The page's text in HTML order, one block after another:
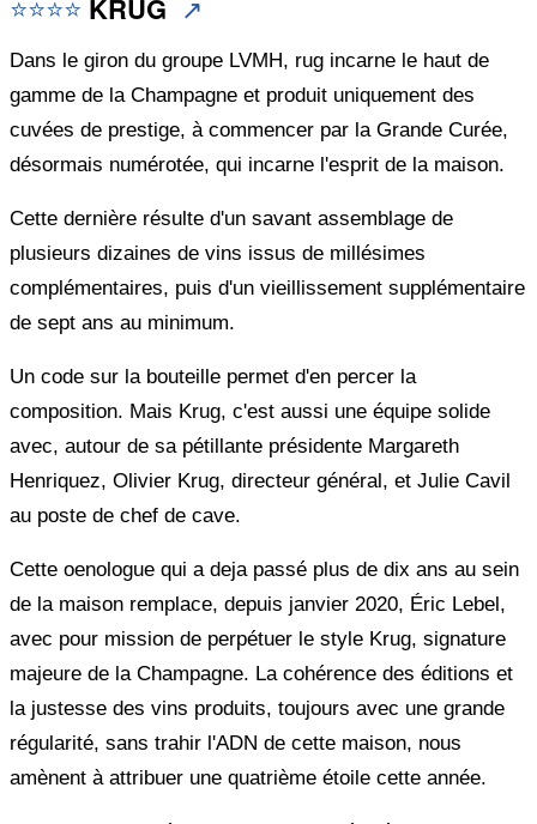
⭐⭐⭐⭐ KRUG ↗️
Dans le giron du groupe LVMH, rug incarne le haut de
gamme de la Champagne et produit uniquement des
cuvées de prestige, à commencer par la Grande Curée,
désormais numérotée, qui incarne l'esprit de la maison.
Cette dernière résulte d'un savant assemblage de
plusieurs dizaines de vins issus de millésimes
complémentaires, puis d'un vieillissement supplémentaire
de sept ans au minimum.
Un code sur la bouteille permet d'en percer la
composition. Mais Krug, c'est aussi une équipe solide
avec, autour de sa pétillante présidente Margareth
Henriquez, Olivier Krug, directeur général, et Julie Cavil
au poste de chef de cave.
Cette oenologue qui a deja passé plus de dix ans au sein
de la maison remplace, depuis janvier 2020, Éric Lebel,
avec pour mission de perpétuer le style Krug, signature
majeure de la Champagne. La cohérence des éditions et
la justesse des vins produits, toujours avec une grande
régularité, sans trahir l'ADN de cette maison, nous
amènent à attribuer une quatrième étoile cette année.